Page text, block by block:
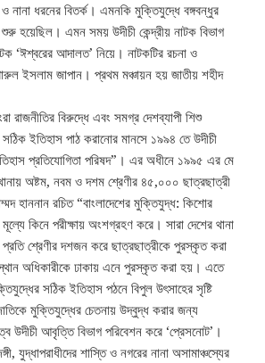
ও নানা ধরনের বিতর্ক। এমনকি মুক্তিযুদ্ধে বঙ্গবন্ধুর
হয়েছিল। এমন সময় উদীচী কেন্দ্রীয় নাটক বিভাগ
‘ঈশ্বরের আদালত’ নিয়ে। নাটকটির রচনা ও
ইসলাম জাপান। প্রথম মঞ্চায়ন হয় জাতীয় শহীদ
রাজনীতির বিরুদ্ধে এবং সমগ্র দেশব্যাপী শিশু
সঠিক ইতিহাস পাঠ করানোর মানসে ১৯৯৪ তে উদীচী
প্রতিযোগিতা পরিষদ”। এর অধীনে ১৯৯৫ এর মে
অষ্টম, নবম ও দশম শ্রেণীর ৪৫,০০০ ছাত্রছাত্রী
হাননান রচিত “বাংলাদেশের মুক্তিযুদ্ধ: কিশোর
কিনে পরীক্ষায় অংশগ্রহণ করে। সারা দেশের থানা
প্রতি শ্রেণীর দশজন করে ছাত্রছাত্রীকে পুরস্কৃত করা
অধিকারীকে ঢাকায় এনে পুরস্কৃত করা হয়। এতে
সঠিক ইতিহাস পঠনে বিপুল উৎসাহের সৃষ্টি
মুক্তিযুদ্ধের চেতনায় উদ্বুদ্ধ করার জন্য
উদীচী আবৃত্তি বিভাগ পরিবেশন করে ‘প্রেসনোট’।
যুদ্ধাপরাধীদের শাস্তি ও নগরের নানা অসামাঞ্চস্যের